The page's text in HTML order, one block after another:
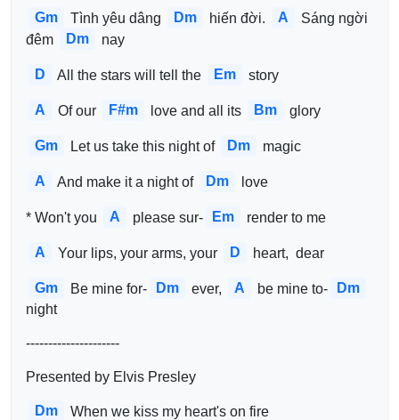
Gm Tình yêu dâng Dm hiến đời. A
Sáng ngời
đêm
Dm nay
D All the stars will tell the Em story
A Of our F#m love and all its Bm glory
Gm Let us take this night of Dm magic
A And make it a night of Dm love
* Won't you A please sur- Em render to me
A Your lips, your arms, your D heart,  dear
Gm Be mine for- Dm ever, A be mine to-
Dm
night
---------------------
Presented by Elvis Presley
Dm When we kiss my heart's on fire